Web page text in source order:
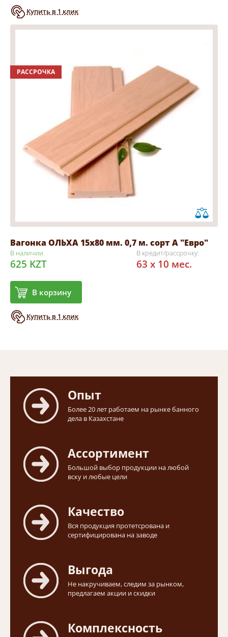
Купить в 1 клик
РАССРОЧКА
Вагонка ОЛЬХА 15х80 мм. 0,7 м. сорт А "Евро"
В наличии
625 KZT
В корзину
Купить в 1 клик
В кредит/рассрочку:
63 x 10 мес.
Опыт
Более 20 лет работаем на рынке банного
дела в Казахстане
Ассортимент
Большой выбор продукции на любой
вску и любые цели
Качество
Вся продукция протетсрована и
сертифицирована на заводе
Выгода
Не накручиваем, следим за рынком,
предлагаем акции и скидки
Комплексность